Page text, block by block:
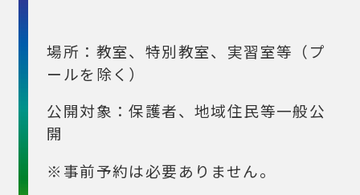
場所：教室、特別教室、実習室等（プ
ールを除く）
公開対象：保護者、地域住民等一般公
開
※事前予約は必要ありません。